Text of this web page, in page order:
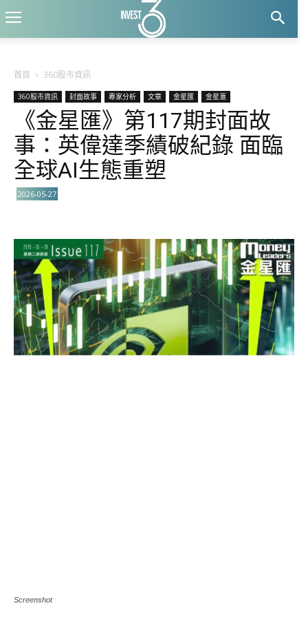
首頁 360股市資訊
360股市資訊 封面故事 專家分析 文章 金星匯 金星滙
《金星匯》第117期封面故
事：英偉達季績破紀錄 面臨
全球AI生態重塑
2026-05-27
Screenshot